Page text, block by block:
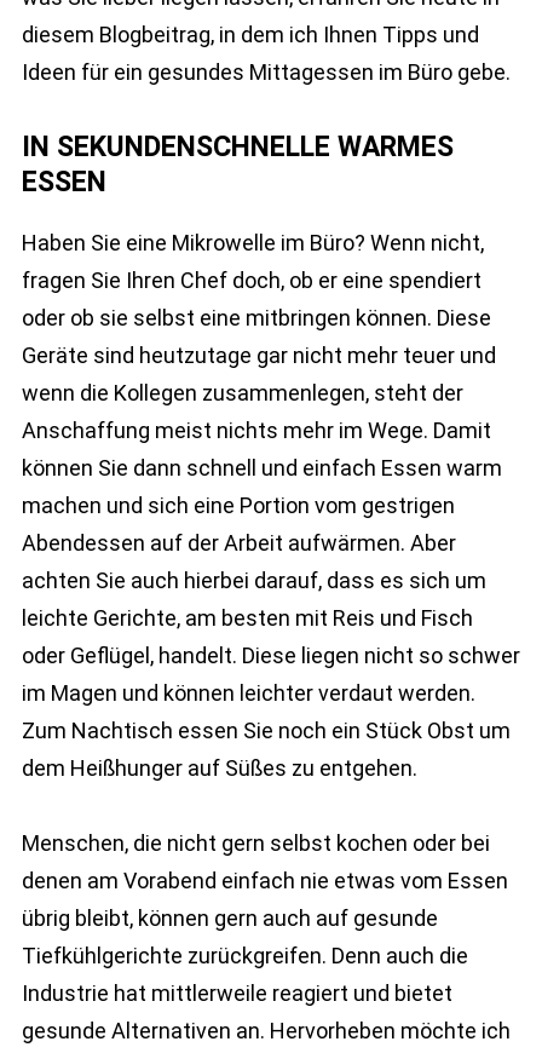
diesem Blogbeitrag, in dem ich Ihnen Tipps und
Ideen für ein gesundes Mittagessen im Büro gebe.
IN SEKUNDENSCHNELLE WARMES
ESSEN
Haben Sie eine Mikrowelle im Büro? Wenn nicht,
fragen Sie Ihren Chef doch, ob er eine spendiert
oder ob sie selbst eine mitbringen können. Diese
Geräte sind heutzutage gar nicht mehr teuer und
wenn die Kollegen zusammenlegen, steht der
Anschaffung meist nichts mehr im Wege. Damit
können Sie dann schnell und einfach Essen warm
machen und sich eine Portion vom gestrigen
Abendessen auf der Arbeit aufwärmen. Aber
achten Sie auch hierbei darauf, dass es sich um
leichte Gerichte, am besten mit Reis und Fisch
oder Geflügel, handelt. Diese liegen nicht so schwer
im Magen und können leichter verdaut werden.
Zum Nachtisch essen Sie noch ein Stück Obst um
dem Heißhunger auf Süßes zu entgehen.
Menschen, die nicht gern selbst kochen oder bei
denen am Vorabend einfach nie etwas vom Essen
übrig bleibt, können gern auch auf gesunde
Tiefkühlgerichte zurückgreifen. Denn auch die
Industrie hat mittlerweile reagiert und bietet
gesunde Alternativen an. Hervorheben möchte ich